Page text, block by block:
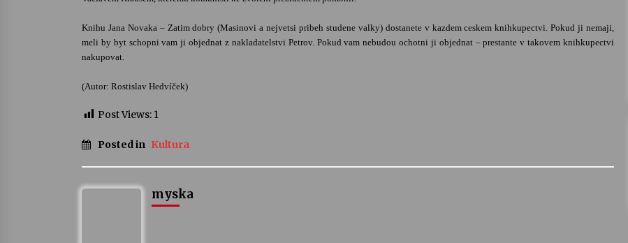
Knihu Jana Novaka – Zatim dobry (Masinovi a nejvetsi pribeh studene valky) dostanete v kazdem ceskem knihkupectvi. Pokud ji nemaji,
meli by byt schopni vam ji objednat z nakladatelstvi Petrov. Pokud vam nebudou ochotni ji objednat – prestante v takovem knihkupectvi
nakupovat.
(Autor: Rostislav Hedvíček)
Post Views: 1
Posted in Kultura
myska